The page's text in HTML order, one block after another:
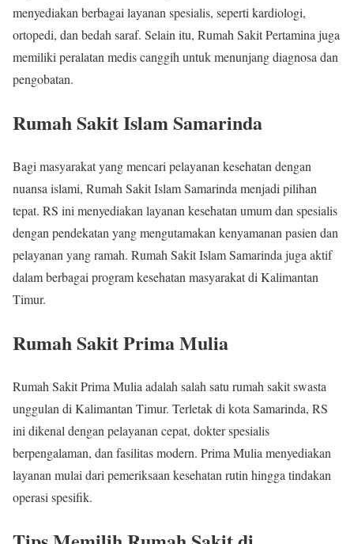
menyediakan berbagai layanan spesialis, seperti kardiologi,
ortopedi, dan bedah saraf. Selain itu, Rumah Sakit Pertamina juga
memiliki peralatan medis canggih untuk menunjang diagnosa dan
pengobatan.
Rumah Sakit Islam Samarinda
Bagi masyarakat yang mencari pelayanan kesehatan dengan
nuansa islami, Rumah Sakit Islam Samarinda menjadi pilihan
tepat. RS ini menyediakan layanan kesehatan umum dan spesialis
dengan pendekatan yang mengutamakan kenyamanan pasien dan
pelayanan yang ramah. Rumah Sakit Islam Samarinda juga aktif
dalam berbagai program kesehatan masyarakat di Kalimantan
Timur.
Rumah Sakit Prima Mulia
Rumah Sakit Prima Mulia adalah salah satu rumah sakit swasta
unggulan di Kalimantan Timur. Terletak di kota Samarinda, RS
ini dikenal dengan pelayanan cepat, dokter spesialis
berpengalaman, dan fasilitas modern. Prima Mulia menyediakan
layanan mulai dari pemeriksaan kesehatan rutin hingga tindakan
operasi spesifik.